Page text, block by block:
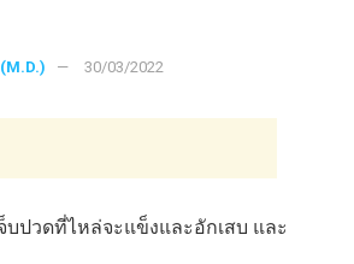
30/03/2022
บปวดที่ไหล่จะแข็งและอักเสบ และ